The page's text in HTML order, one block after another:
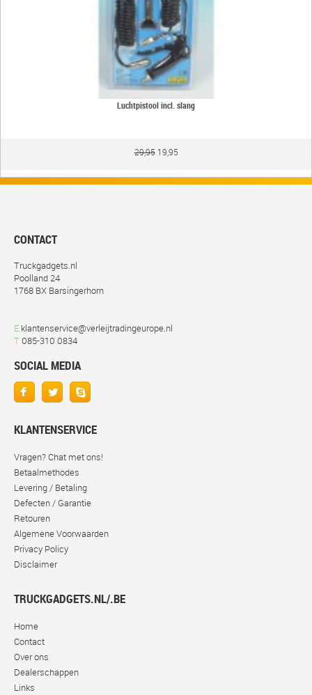
Luchtpistool incl. slang
29,9519,95
CONTACT
Truckgadgets.nl
Poolland 24
1768 BX Barsingerhorn
E klantenservice@verleijtradingeurope.nl
T085-310 0834
SOCIAL MEDIA
KLANTENSERVICE
Vragen? Chat met ons!
Betaalmethodes
Levering / Betaling
Defecten / Garantie
Retouren
Algemene Voorwaarden
Privacy Policy
Disclaimer
TRUCKGADGETS.NL/.BE
Home
Contact
Over ons
Dealerschappen
Links